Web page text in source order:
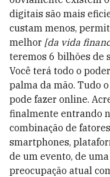
digitais são mais
custam menos,
melhor [da vida
teremos 6 bilhões de
Você terá todo o
palma da mão. Tudo
pode fazer online.
finalmente entrando
combinação de
smartphones,
de um evento, de
preocupação atual